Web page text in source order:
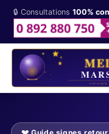
🔒 Consultations 100%